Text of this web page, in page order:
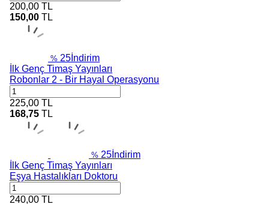
200,00 TL
150,00 TL
% 25 İndirim
İlk Genç Timaş Yayınları
Robonlar 2 - Bir Hayal Operasyonu
225,00 TL
168,75 TL
% 25 İndirim
İlk Genç Timaş Yayınları
Eşya Hastalıkları Doktoru
240,00 TL